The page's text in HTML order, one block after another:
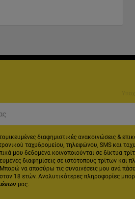
διαφημιστικές ανακοινώσεις &
ταχυδρομείου, τηλεφώνου, SMS και
μου δεδομένα κοινοποιούνται σε δίκτυα
διαφημίσεις σε ιστότοπους τρίτων και
να αποσύρω τις συναινέσεις μου ανά
18 ετών. Αναλυτικότερες πληροφορίες
μας.